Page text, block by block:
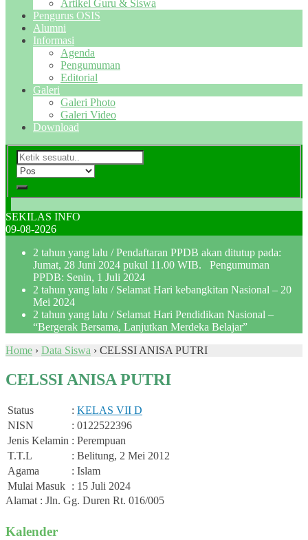
Artikel Guru & Siswa
Pengurus OSIS
Alumni
Informasi
Agenda
Pengumuman
Editorial
Galeri
Galeri Photo
Galeri Video
Download
SEKILAS INFO
09-08-2026
2 tahun yang lalu / Pendaftaran PPDB akan ditutup pada:
Jumat, 28 Juni 2024 pukul 11.00 WIB. Pengumuman
PPDB: Senin, 1 Juli 2024
2 tahun yang lalu / Selamat Hari kebangkitan Nasional – 20
Mei 2024
2 tahun yang lalu / Selamat Hari Pendidikan Nasional –
“Bergerak Bersama, Lanjutkan Merdeka Belajar”
Home › Data Siswa › CELSSI ANISA PUTRI
CELSSI ANISA PUTRI
Status : KELAS VII D
NISN
: 0122522396
Jenis Kelamin : Perempuan
T.T.L
: Belitung, 2 Mei 2012
Agama
: Islam
Mulai Masuk : 15 Juli 2024
Alamat : Jln. Gg. Duren Rt. 016/005
Kalender